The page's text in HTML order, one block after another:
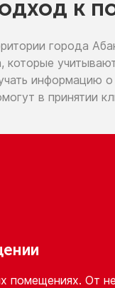
к
города
которые
информацию о
в принятии
помещениях. От